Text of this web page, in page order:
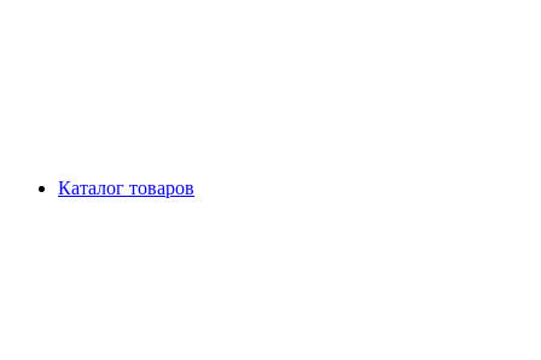
Каталог товаров